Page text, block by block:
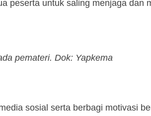
peserta untuk saling menjaga dan
pemateri. Dok: Yapkema
sosial serta berbagi motivasi